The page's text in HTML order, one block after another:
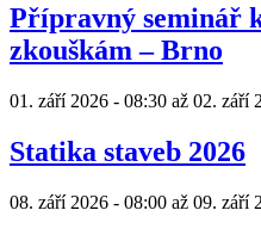
Přípravný seminář
zkouškám – Brno
01. září 2026 - 08:30 až 02. září
Statika staveb 2026
08. září 2026 - 08:00 až 09. září